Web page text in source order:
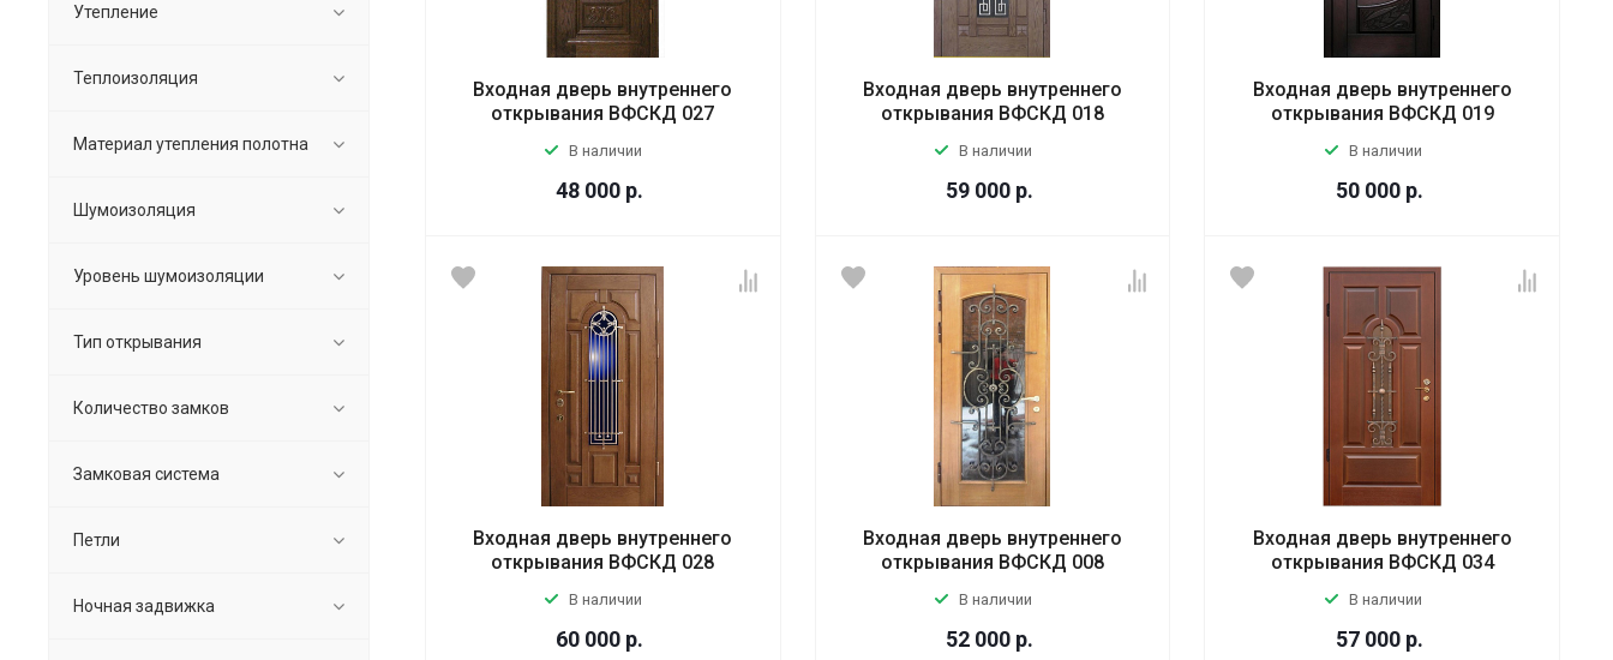
Входная дверь внутреннего
открывания ВФСКД 027
В наличии
48 000 р.
Входная дверь внутреннего
открывания ВФСКД 018
В наличии
59 000 р.
Входная дверь внутреннего
открывания ВФСКД 019
В наличии
50 000 р.
Входная дверь внутреннего
открывания ВФСКД 028
В наличии
60 000 р.
Входная дверь внутреннего
открывания ВФСКД 008
В наличии
52 000 р.
Входная дверь внутреннего
открывания ВФСКД 034
В наличии
57 000 р.
Утепление
Теплоизоляция
Материал утепления полотна
Шумоизоляция
Уровень шумоизоляции
Тип открывания
Количество замков
Замковая система
Петли
Ночная задвижка